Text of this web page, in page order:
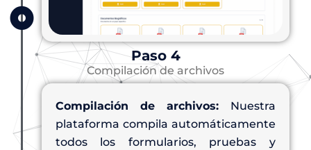
Paso 4
Compilación de archivos
Compilación de archivos: Nuestra
plataforma compila automáticamente
todos los formularios, pruebas y